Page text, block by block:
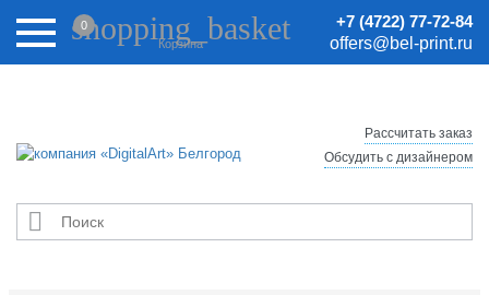
Внимание! Цены на сайте могут быть неактуальными.
Актуальные цены уточняйте у менеджеров.
+7 (4722) 77-72-84
offers@bel-print.ru
shopping_basket
Корзина
0

Рассчитать заказ
Обсудить с дизайнером